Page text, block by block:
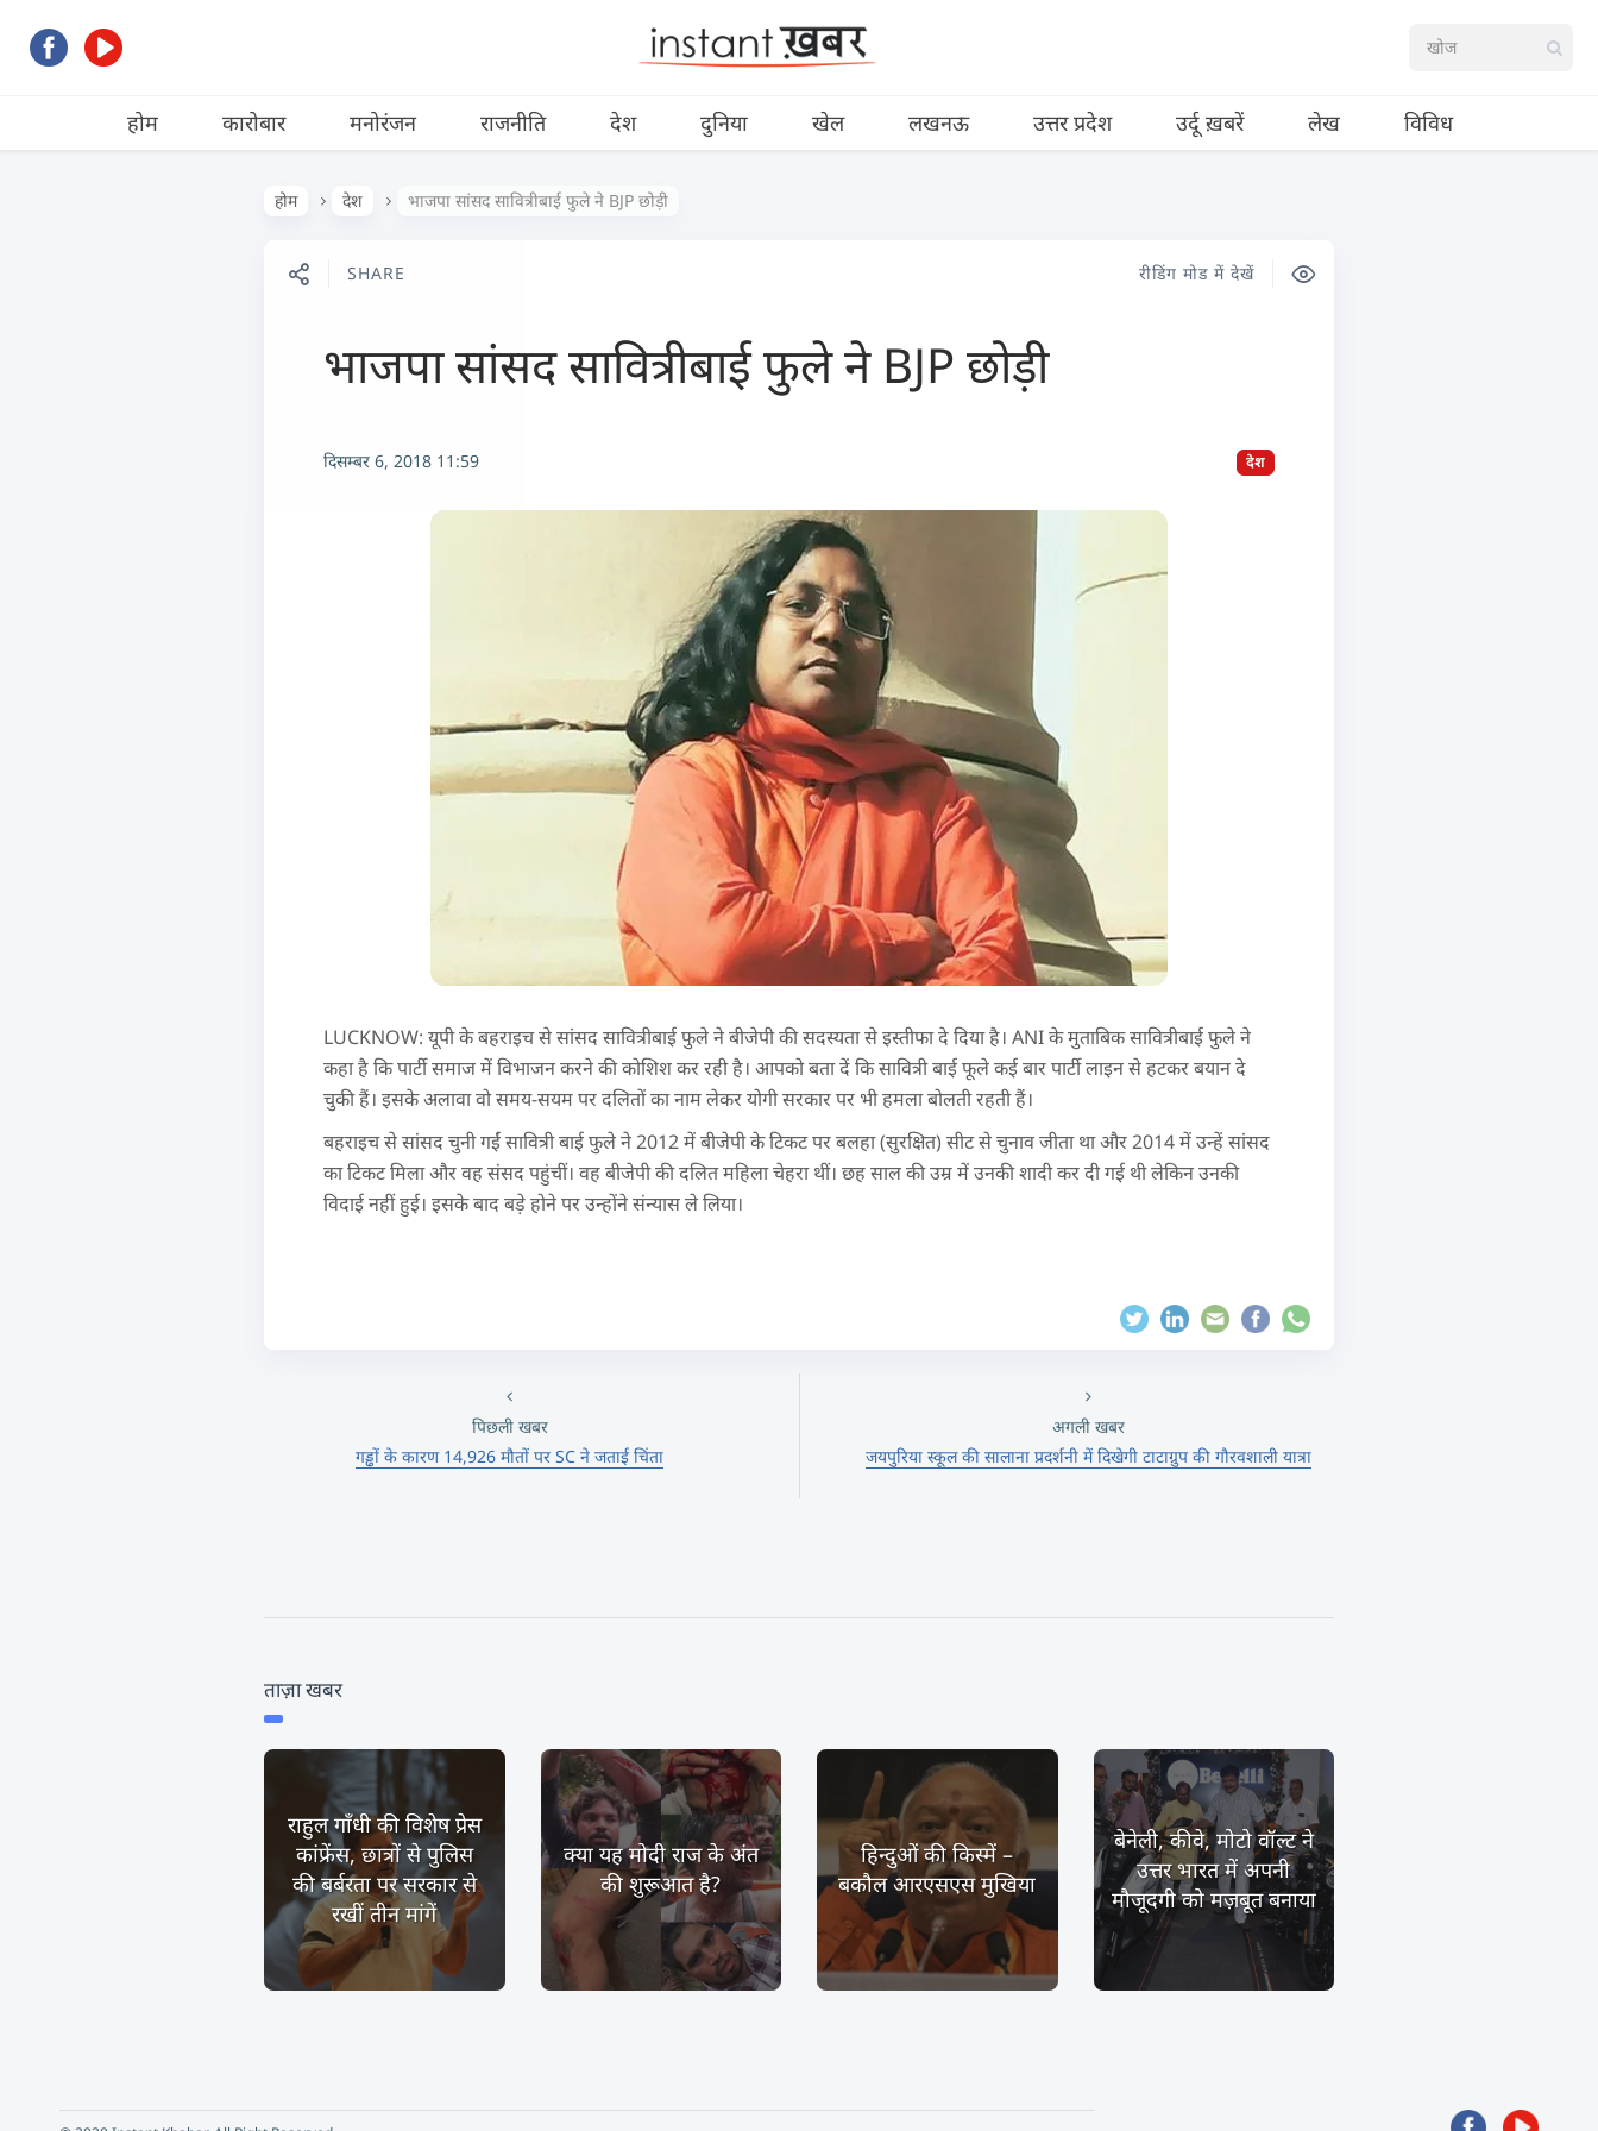
होम कारोबार मनोरंजन राजनीति देश दुनिया खेल लखनऊ उत्तर प्रदेश उर्दू ख़बरें लेख विविध
होम देश भाजपा सांसद सावित्रीबाई फुले ने BJP छोड़ी
SHARE रीडिंग मोड में देखें
भाजपा सांसद सावित्रीबाई फुले ने BJP छोड़ी
दिसम्बर 6, 2018 11:59 देश
LUCKNOW: यूपी के बहराइच से सांसद सावित्रीबाई फुले ने बीजेपी की सदस्यता से इस्तीफा दे दिया है। ANI के मुताबिक सावित्रीबाई फुले ने
कहा है कि पार्टी समाज में विभाजन करने की कोशिश कर रही है। आपको बता दें कि सावित्री बाई फूले कई बार पार्टी लाइन से हटकर बयान दे
चुकी हैं। इसके अलावा वो समय-सयम पर दलितों का नाम लेकर योगी सरकार पर भी हमला बोलती रहती हैं।
बहराइच से सांसद चुनी गईं सावित्री बाई फुले ने 2012 में बीजेपी के टिकट पर बलहा (सुरक्षित) सीट से चुनाव जीता था और 2014 में उन्हें सांसद
का टिकट मिला और वह संसद पहुंचीं। वह बीजेपी की दलित महिला चेहरा थीं। छह साल की उम्र में उनकी शादी कर दी गई थी लेकिन उनकी
विदाई नहीं हुई। इसके बाद बड़े होने पर उन्होंने संन्यास ले लिया।
पिछली खबर
गड्ढों के कारण 14,926 मौतों पर SC ने जताई चिंता
अगली खबर
जयपुरिया स्कूल की सालाना प्रदर्शनी में दिखेगी टाटाग्रुप की गौरवशाली यात्रा
ताज़ा खबर
राहुल गाँधी की विशेष प्रेस
कांफ्रेंस, छात्रों से पुलिस
की बर्बरता पर सरकार से
रखीं तीन मांगें
क्या यह मोदी राज के अंत
की शुरूआत है?
हिन्दुओं की किस्में –
बकौल आरएसएस मुखिया
बेनेली, कीवे, मोटो वॉल्ट ने
उत्तर भारत में अपनी
मौजूदगी को मज़बूत बनाया